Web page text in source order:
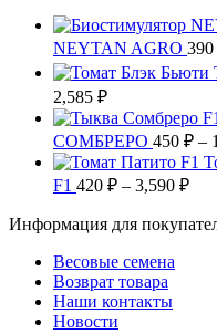
выбрать
на
странице
товара.
вариаций.
Опции
можно
странице
товара.
NEYTAN AGRO 390
2,585 ₽Диапазон
цен:
300 ₽
–
2,585 ₽
СОМБРЕРО 450 ₽ –
F1 420 ₽ – 3,590 ₽
Информация для
Весовые семена
Возврат товара
Наши контакты
Новости